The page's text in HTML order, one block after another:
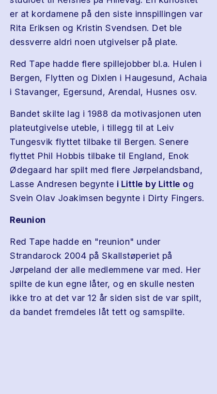
er at kordamene på den siste innspillingen var
Rita Eriksen og Kristin Svendsen. Det ble
dessverre aldri noen utgivelser på plate.
Red Tape hadde flere spillejobber bl.a. Hulen i
Bergen, Flytten og Dixlen i Haugesund, Achaia
i Stavanger, Egersund, Arendal, Husnes osv.
Bandet skilte lag i 1988 da motivasjonen uten
plateutgivelse uteble, i tillegg til at Leiv
Tungesvik flyttet tilbake til Bergen. Senere
flyttet Phil Hobbis tilbake til England, Enok
Ødegaard har spilt med flere Jørpelandsband,
Lasse Andresen begynte i Little by Little og
Svein Olav Joakimsen begynte i Dirty Fingers.
Reunion
Red Tape hadde en "reunion" under
Strandarock 2004 på Skallstøperiet på
Jørpeland der alle medlemmene var med. Her
spilte de kun egne låter, og en skulle nesten
ikke tro at det var 12 år siden sist de var spilt,
da bandet fremdeles låt tett og samspilte.